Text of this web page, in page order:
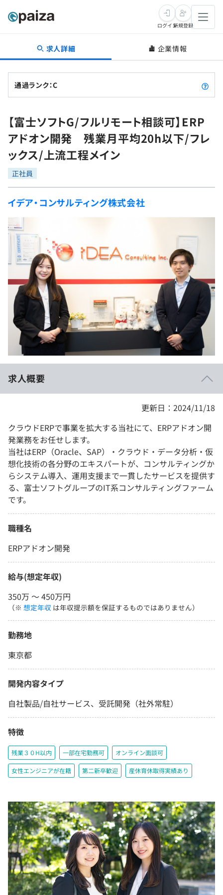
転職・キャリア
転職成功ガイド
転職エージェント
インタビュー
転職成功ガイド
新卒就活
求人検索
本選考
インターン
新卒エージェント
イベント・セミナー
インタビュー
就活成功ガイド
学習
問題集
4択課題
ナレッジ
リファレンス
プラン
個人向けプラン
法人向けプラン
学校向けプラン
契約内容・クーポン
プログラミング言語
再チャレンジ結果一覧
ゲーム・マンガ
Tech Team Journal
paiza times
note
paizaとは？
ログイン新規登録
求人詳細 企業情報
通過ランク：C
【富士ソフトG/フルリモート相談可】ERP
アドオン開発 残業月平均20h以下/フレ
ックス/上流工程メイン
正社員
イデア・コンサルティング株式会社
求人概要
更新日：2024/11/18
クラウドERPで事業を拡大する当社にて、ERPアドオン開
発業務をお任せします。
当社はERP（Oracle、SAP）・クラウド・データ分析・仮
想化技術の各分野のエキスパートが、コンサルティングか
らシステム導入、運用支援まで一貫したサービスを提供す
る、富士ソフトグループのIT系コンサルティングファーム
です。
職種名
ERPアドオン開発
給与(想定年収)
350万 〜 450万円
（※ 想定年収 は年収提示額を保証するものではありません）
勤務地
東京都
開発内容タイプ
自社製品/自社サービス、受託開発（社外常駐）
特徴
残業３０H以内 一部在宅勤務可 オンライン面談可
女性エンジニアが在籍 第二新卒歓迎 産休育休取得実績あり